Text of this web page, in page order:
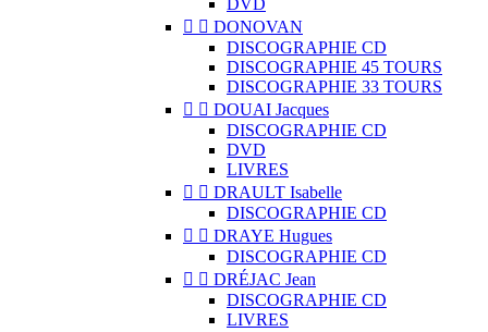
DVD
  DONOVAN
DISCOGRAPHIE CD
DISCOGRAPHIE 45 TOURS
DISCOGRAPHIE 33 TOURS
  DOUAI Jacques
DISCOGRAPHIE CD
DVD
LIVRES
  DRAULT Isabelle
DISCOGRAPHIE CD
  DRAYE Hugues
DISCOGRAPHIE CD
  DRÉJAC Jean
DISCOGRAPHIE CD
LIVRES